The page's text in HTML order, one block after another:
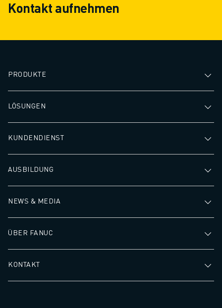
Kontakt aufnehmen
PRODUKTE
LÖSUNGEN
KUNDENDIENST
AUSBILDUNG
NEWS & MEDIA
ÜBER FANUC
KONTAKT